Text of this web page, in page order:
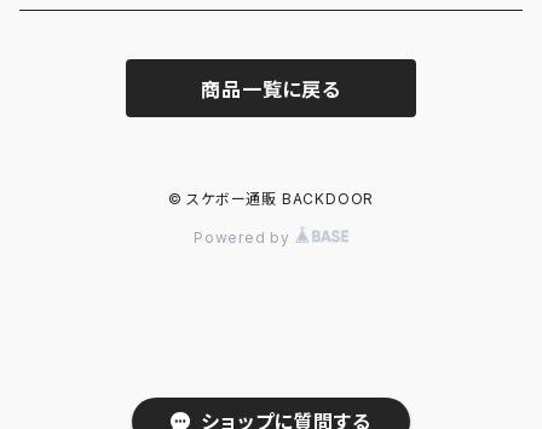
ショップに質問する
商品一覧に戻る
© スケボー通販 BACKDOOR
Powered by